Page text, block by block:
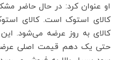
او عنوان کرد: در حال حاضر
کالای استوک است. کالای
کالای به روز عرضه می‌شود.
حتی یک دهم قیمت اصلی